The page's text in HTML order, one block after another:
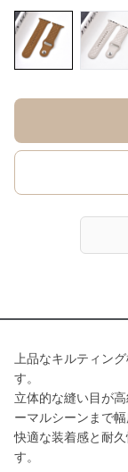
上品なキルティン
す。
立体的な縫い目が
ーマルシーンまで幅
快適な装着感と耐
す。